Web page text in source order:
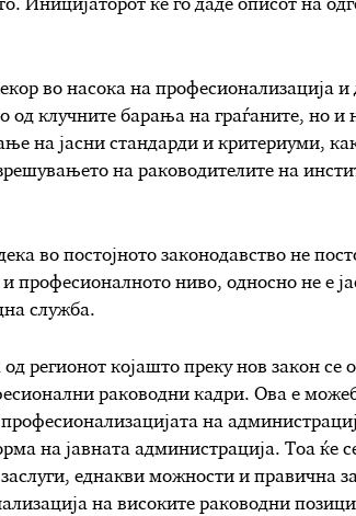
Иницијаторот ќе го даде описот на
во насока на професионализација и
од клучните барања на граѓаните, но и
на јасни стандарди и критериуми,
на раководителите на
во постојното законодавство не
професионалното ниво, односно не е
служба.
регионот којашто преку нов закон се
раководни кадри. Ова е
на
на јавната администрација. Тоа ќе
еднакви можности и правична
на високите раководни